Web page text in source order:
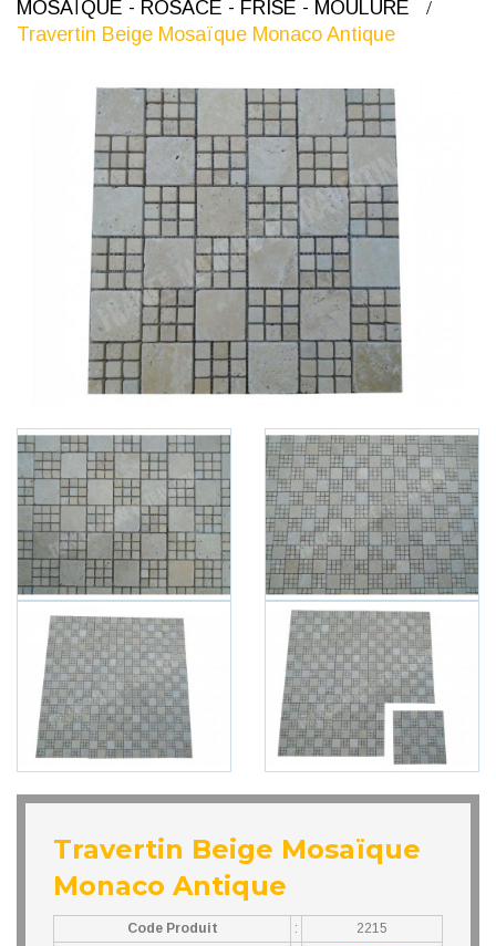
MOSAÏQUE - ROSACE - FRISE - MOULURE
Travertin Beige Mosaïque Monaco Antique
Travertin Beige Mosaïque
Monaco Antique
Code Produit :
2215